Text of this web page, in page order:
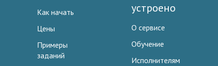
Как начать
Цены
Примеры
заданий
устроено
О сервисе
Обучение
Исполнителям